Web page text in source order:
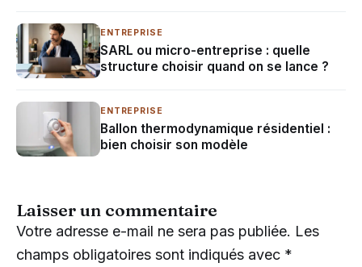
ENTREPRISE
SARL ou micro-entreprise : quelle
structure choisir quand on se lance ?
ENTREPRISE
Ballon thermodynamique résidentiel :
bien choisir son modèle
Laisser un commentaire
Votre adresse e-mail ne sera pas publiée. Les
champs obligatoires sont indiqués avec *